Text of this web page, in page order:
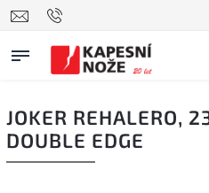
JOKER REHALERO,
DOUBLE EDGE